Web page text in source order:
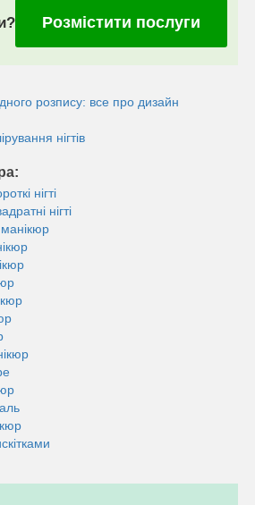
Розмістити послуги
розпису: все про дизайн
нігтів
нігті
нігті